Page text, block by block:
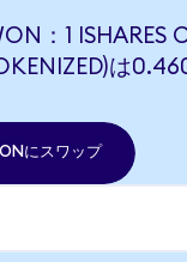
：1 ISHARES
は
にスワップ